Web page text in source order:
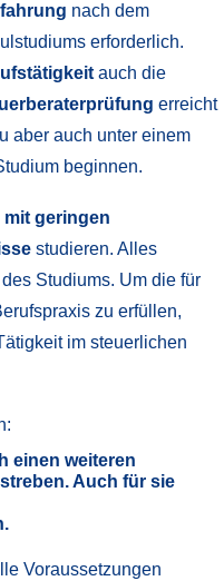
nach dem
erforderlich.
auch die
erreicht
aber auch unter einem
beginnen.
mit geringen
studieren. Alles
Studiums. Um die für
zu erfüllen,
im steuerlichen
einen weiteren
Auch für sie
Voraussetzungen